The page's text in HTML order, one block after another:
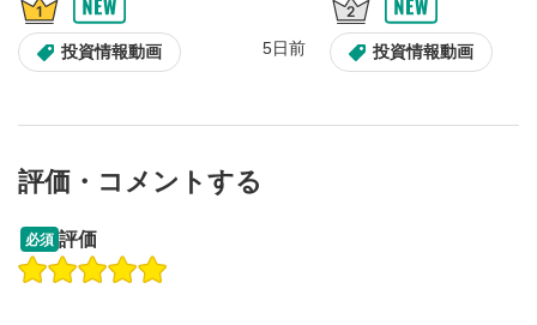
投資情報動画 5日前 投資情報動画
操作説明動画
評価・コメントする
必須 評価